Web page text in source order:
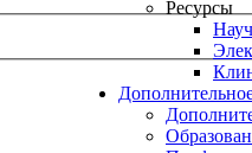
Ресурсы